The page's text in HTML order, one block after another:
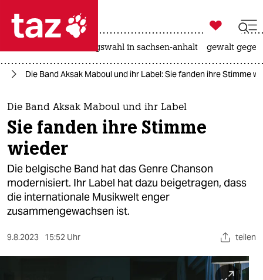
 taz zahl ich
taz zahl ich
themen
politik
öko
gesellschaft
kultur
sport

taz zahl ich
landtagswahl in sachsen-anhalt gewalt
Die Band Aksak Maboul und ihr Label: Sie fanden ihre Stimme
Die Band Aksak Maboul und ihr Label
Sie fanden ihre Stimme
wieder
Die belgische Band hat das Genre Chanson
modernisiert. Ihr Label hat dazu beigetragen, dass
die internationale Musikwelt enger
zusammengewachsen ist.
9.8.2023 15:52 Uhr teilen